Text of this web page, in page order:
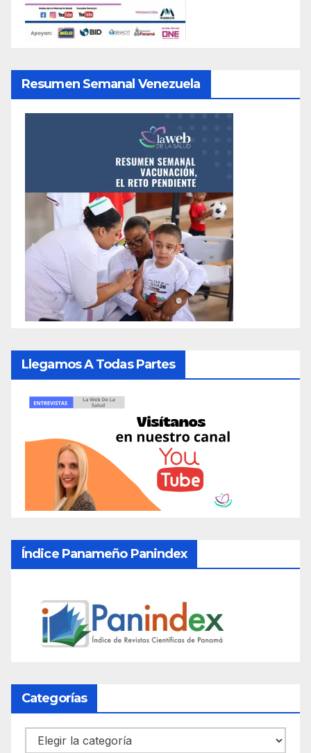
Resumen Semanal Venezuela
Llegamos A Todas Partes
Índice Panameño Panindex
Categorías
Categorías